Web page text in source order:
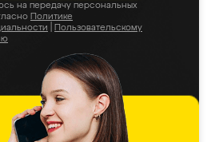
на передачу персональных
Политике
Пользовательскому